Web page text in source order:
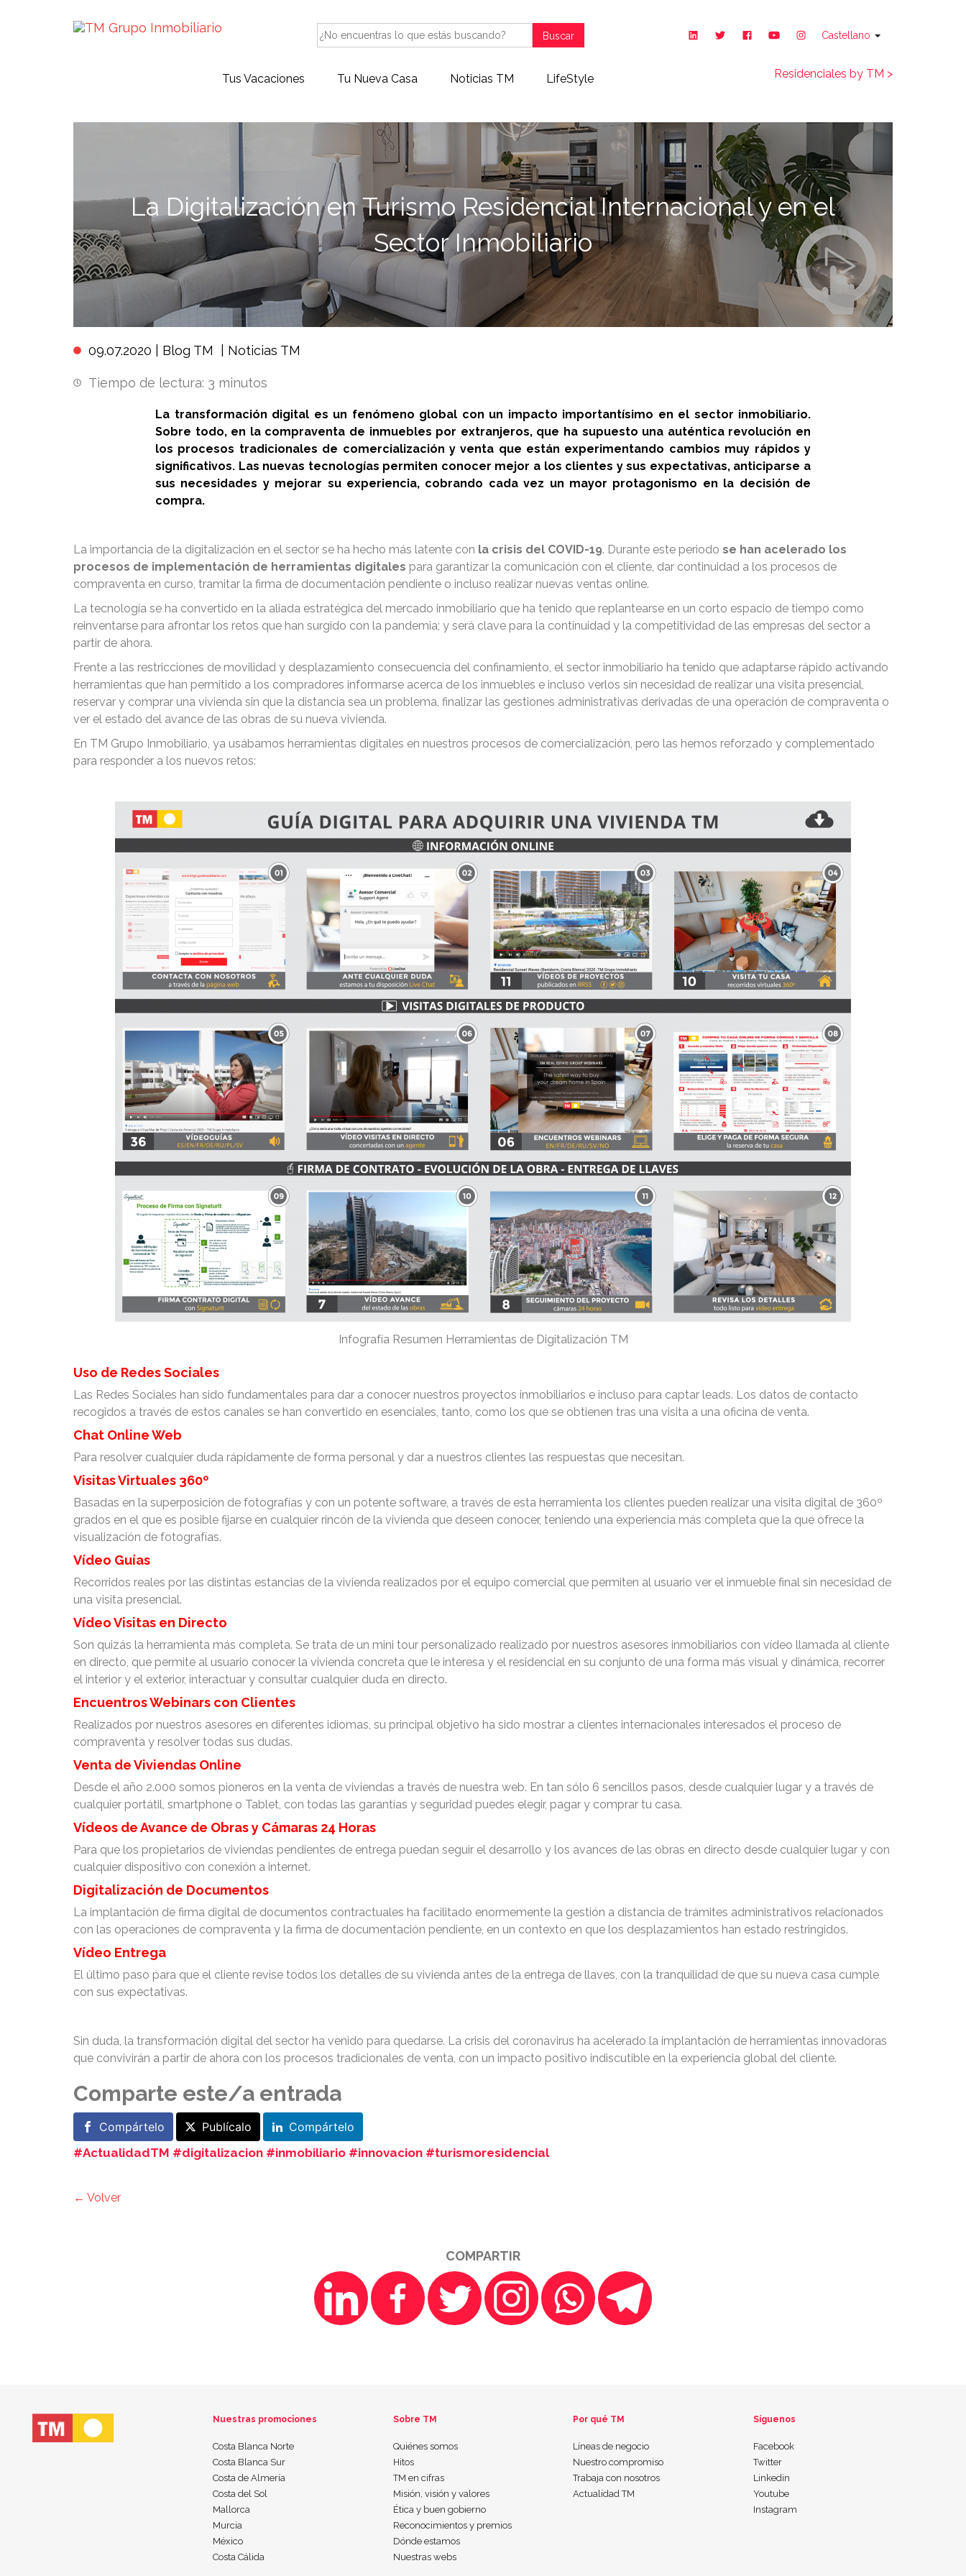
Buscar Castellano
Tus Vacaciones Tu Nueva Casa Noticias TM LifeStyle Residenciales by TM >
La Digitalización en Turismo Residencial Internacional y en el
Sector Inmobiliario
09.07.2020 | Blog TM Noticias TM
Tiempo de lectura: 3 minutos
La transformación digital es un fenómeno global con un impacto importantísimo en el sector inmobiliario.
Sobre todo, en la compraventa de inmuebles por extranjeros, que ha supuesto una auténtica revolución en
los procesos tradicionales de comercialización y venta que están experimentando cambios muy rápidos y
significativos. Las nuevas tecnologías permiten conocer mejor a los clientes y sus expectativas, anticiparse a
sus necesidades y mejorar su experiencia, cobrando cada vez un mayor protagonismo en la decisión de
compra.
La importancia de la digitalización en el sector se ha hecho más latente con la crisis del COVID-19. Durante este periodo se han acelerado los
procesos de implementación de herramientas digitales para garantizar la comunicación con el cliente, dar continuidad a los procesos de
compraventa en curso, tramitar la firma de documentación pendiente o incluso realizar nuevas ventas online.
La tecnología se ha convertido en la aliada estratégica del mercado inmobiliario que ha tenido que replantearse en un corto espacio de tiempo como
reinventarse para afrontar los retos que han surgido con la pandemia; y será clave para la continuidad y la competitividad de las empresas del sector a
partir de ahora.
Frente a las restricciones de movilidad y desplazamiento consecuencia del confinamiento, el sector inmobiliario ha tenido que adaptarse rápido activando
herramientas que han permitido a los compradores informarse acerca de los inmuebles e incluso verlos sin necesidad de realizar una visita presencial,
reservar y comprar una vivienda sin que la distancia sea un problema, finalizar las gestiones administrativas derivadas de una operación de compraventa o
ver el estado del avance de las obras de su nueva vivienda.
En TM Grupo Inmobiliario, ya usábamos herramientas digitales en nuestros procesos de comercialización, pero las hemos reforzado y complementado
para responder a los nuevos retos:
Infografía Resumen Herramientas de Digitalización TM
Uso de Redes Sociales
Las Redes Sociales han sido fundamentales para dar a conocer nuestros proyectos inmobiliarios e incluso para captar leads. Los datos de contacto
recogidos a través de estos canales se han convertido en esenciales, tanto, como los que se obtienen tras una visita a una oficina de venta.
Chat Online Web
Para resolver cualquier duda rápidamente de forma personal y dar a nuestros clientes las respuestas que necesitan.
Visitas Virtuales 360º
Basadas en la superposición de fotografías y con un potente software, a través de esta herramienta los clientes pueden realizar una visita digital de 360º
grados en el que es posible fijarse en cualquier rincón de la vivienda que deseen conocer, teniendo una experiencia más completa que la que ofrece la
visualización de fotografías.
Vídeo Guías
Recorridos reales por las distintas estancias de la vivienda realizados por el equipo comercial que permiten al usuario ver el inmueble final sin necesidad de
una visita presencial.
Vídeo Visitas en Directo
Son quizás la herramienta más completa. Se trata de un mini tour personalizado realizado por nuestros asesores inmobiliarios con vídeo llamada al cliente
en directo, que permite al usuario conocer la vivienda concreta que le interesa y el residencial en su conjunto de una forma más visual y dinámica, recorrer
el interior y el exterior, interactuar y consultar cualquier duda en directo.
Encuentros Webinars con Clientes
Realizados por nuestros asesores en diferentes idiomas, su principal objetivo ha sido mostrar a clientes internacionales interesados el proceso de
compraventa y resolver todas sus dudas.
Venta de Viviendas Online
Desde el año 2.000 somos pioneros en la venta de viviendas a través de nuestra web. En tan sólo 6 sencillos pasos, desde cualquier lugar y a través de
cualquier portátil, smartphone o Tablet, con todas las garantías y seguridad puedes elegir, pagar y comprar tu casa.
Vídeos de Avance de Obras y Cámaras 24 Horas
Para que los propietarios de viviendas pendientes de entrega puedan seguir el desarrollo y los avances de las obras en directo desde cualquier lugar y con
cualquier dispositivo con conexión a internet.
Digitalización de Documentos
La implantación de firma digital de documentos contractuales ha facilitado enormemente la gestión a distancia de trámites administrativos relacionados
con las operaciones de compraventa y la firma de documentación pendiente, en un contexto en que los desplazamientos han estado restringidos.
Vídeo Entrega
El último paso para que el cliente revise todos los detalles de su vivienda antes de la entrega de llaves, con la tranquilidad de que su nueva casa cumple
con sus expectativas.
Sin duda, la transformación digital del sector ha venido para quedarse. La crisis del coronavirus ha acelerado la implantación de herramientas innovadoras
que convivirán a partir de ahora con los procesos tradicionales de venta, con un impacto positivo indiscutible en la experiencia global del cliente.
Comparte este/a entrada
Compártelo Publícalo
Compártelo
#ActualidadTM #digitalizacion #inmobiliario #innovacion #turismoresidencial
← Volver
COMPARTIR
Nuestras promociones
Costa Blanca Norte
Costa Blanca Sur
Costa de Almería
Costa del Sol
Mallorca
Murcia
México
Costa Cálida
Sobre TM
Quiénes somos
Hitos
TM en cifras
Misión, visión y valores
Ética y buen gobierno
Reconocimientos y premios
Dónde estamos
Nuestras webs
Por qué TM
Líneas de negocio
Nuestro compromiso
Trabaja con nosotros
Actualidad TM
Síguenos
Facebook
Twitter
Linkedin
Youtube
Instagram